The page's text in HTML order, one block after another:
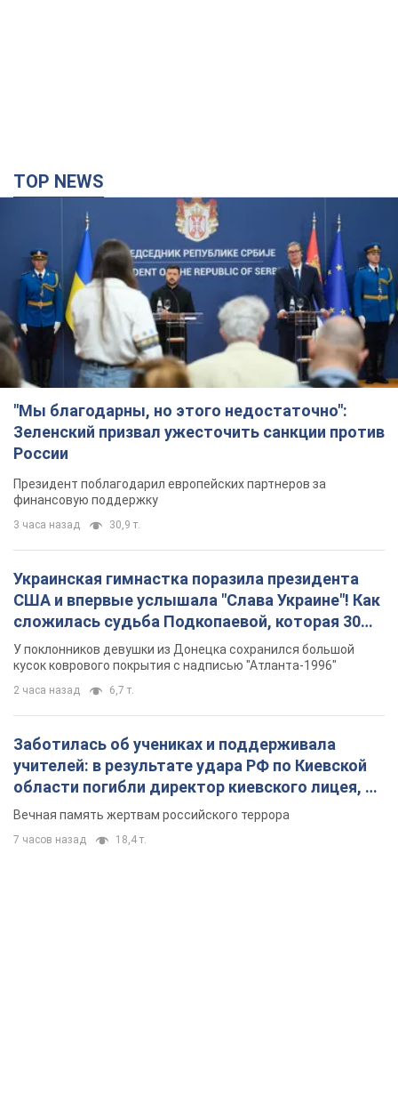
TOP NEWS
"Мы благодарны, но этого недостаточно":
Зеленский призвал ужесточить санкции против
России
Президент поблагодарил европейских партнеров за
финансовую поддержку
3 часа назад 30,9 т.
Украинская гимнастка поразила президента
США и впервые услышала "Слава Украине"! Как
сложилась судьба Подкопаевой, которая 30
лет назад завоевала "золото" Олимпиады
У поклонников девушки из Донецка сохранился большой
кусок коврового покрытия с надписью "Атланта-1996"
2 часа назад 6,7 т.
Заботилась об учениках и поддерживала
учителей: в результате удара РФ по Киевской
области погибли директор киевского лицея, её
муж и внук
Вечная память жертвам российского террора
7 часов назад 18,4 т.